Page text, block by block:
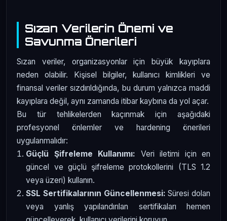
Sızan Verilerin Önemi ve
Savunma Önerileri
Sızan veriler, organizasyonlar için büyük kayıplara
neden olabilir. Kişisel bilgiler, kullanıcı kimlikleri ve
finansal veriler sızdırıldığında, bu durum yalnızca maddi
kayıplara değil, aynı zamanda itibar kaybına da yol açar.
Bu tür tehlikelerden kaçınmak için aşağıdaki
profesyonel önlemler ve hardening önerileri
uygulanmalıdır:
Güçlü Şifreleme Kullanımı: Veri iletimi için en
güncel ve güçlü şifreleme protokollerini (TLS 1.2
veya üzeri) kullanın.
SSL Sertifikalarının Güncellenmesi: Süresi dolan
veya yanlış yapılandırılan sertifikaları hemen